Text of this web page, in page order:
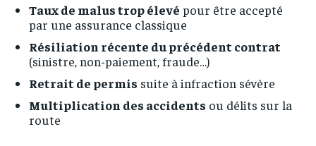
Taux de malus trop élevé pour être accepté
par une assurance classique
Résiliation récente du précédent contrat
(sinistre, non-paiement, fraude…)
Retrait de permis suite à infraction sévère
Multiplication des accidents ou délits sur la
route